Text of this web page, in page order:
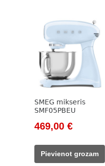
SMEG mikseris
SMF05PBEU
Original
was:
533,00 €.
469,00 €Current
469,00 €.
Pievienot grozam